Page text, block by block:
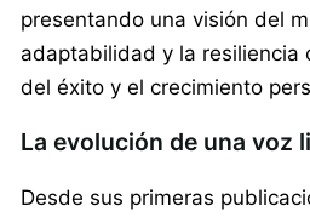
presentando una visión del
adaptabilidad y la resiliencia
del éxito y el crecimiento
La evolución de una voz
Desde sus primeras